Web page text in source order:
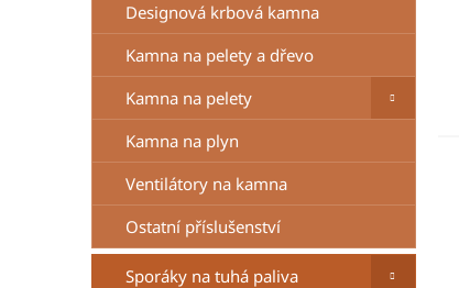
Designová krbová kamna
Kamna na pelety a dřevo
Kamna na pelety
Kamna na plyn
Ventilátory na kamna
Ostatní příslušenství
Sporáky na tuhá paliva